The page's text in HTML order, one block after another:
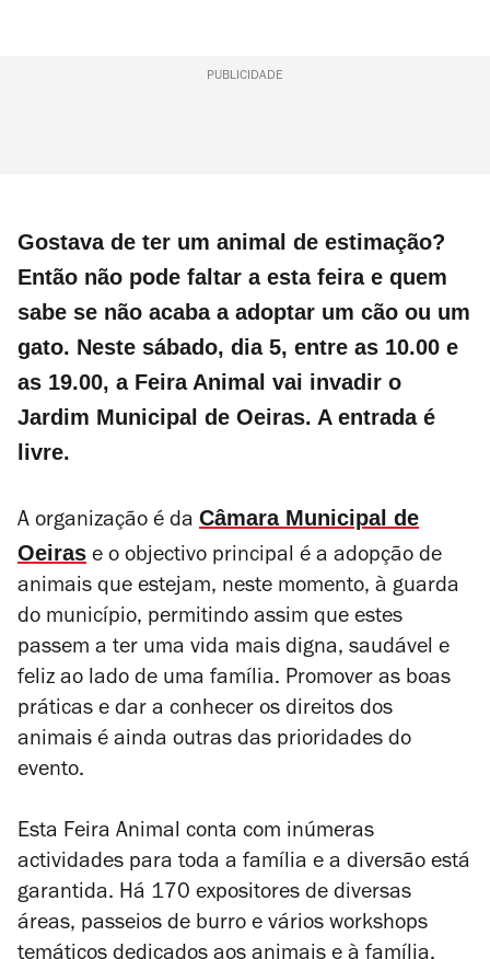
PUBLICIDADE
Gostava de ter um animal de estimação?
Então não pode faltar a esta feira e quem
sabe se não acaba a adoptar um cão ou um
gato. Neste sábado, dia 5, entre as 10.00 e
as 19.00, a Feira Animal vai invadir o
Jardim Municipal de Oeiras. A entrada é
livre.
A organização é da Câmara Municipal de
Oeiras e o objectivo principal é a adopção de
animais que estejam, neste momento, à guarda
do município, permitindo assim que estes
passem a ter uma vida mais digna, saudável e
feliz ao lado de uma família. Promover as boas
práticas e dar a conhecer os direitos dos
animais é ainda outras das prioridades do
evento.
Esta Feira Animal conta com inúmeras
actividades para toda a família e a diversão está
garantida. Há 170 expositores de diversas
áreas, passeios de burro e vários workshops